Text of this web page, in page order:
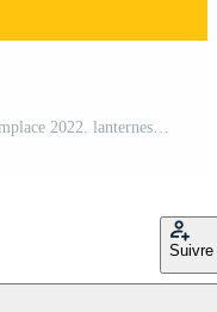
nouvel An chinois. l'inscription 2023 remplace 2022. lanternes chinoises et fleurs Vecteur Pro
Suivre